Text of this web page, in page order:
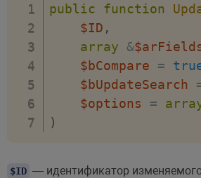
'CLOSEDATE'
=>
'OPENED'
'COMMENTS'
=>
'SOURCE_ID'
=>
public function
$ID ,
array &
$bCompare
=
$bUpdateSearch
$options
=
)
$ID — идентификатор